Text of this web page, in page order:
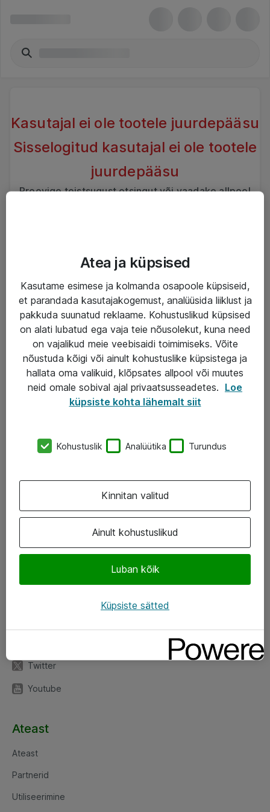
Kasutajal ei ole tootele juurdepääsu
Sisselogitud kasutajal ei ole tootele
juurdepääsu
Proovige teistsugust otsingut või vaadake allpool
Teenused
IT taristu
Haldusteenused
Garantii
Turva- ja nõrkvoolulahendused
AS ATEA
eShop@atea.ee
Twitter
Youtube
Ateast
Ateast
Partnerid
Utiliseerimine
Atea ja küpsised
Kasutame esimese ja kolmanda osapoole küpsiseid,
et parandada kasutajakogemust, analüüsida liiklust ja
pakkuda suunatud reklaame. Kohustuslikud küpsised
on alati lubatud ega vaja teie nõusolekut, kuna need
on vajalikud meie veebisaidi toimimiseks. Võite
nõustuda kõigi või ainult kohustuslike küpsistega ja
hallata oma valikuid, klõpsates allpool või muutes
neid omale sobival ajal privaatsusseadetes. Loe
küpsiste kohta lähemalt siit
Kohustuslik Analüütika Turundus
Ainult kohustuslikud
Luban kõik
Kinnitan valitud
Küpsiste sätted